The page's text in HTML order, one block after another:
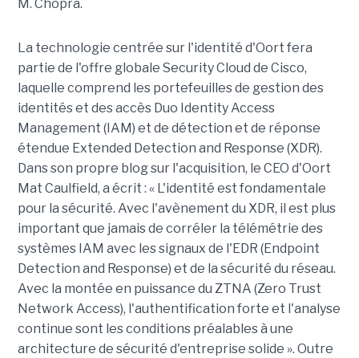
M. Chopra.
La technologie centrée sur l'identité d'Oort fera
partie de l'offre globale Security Cloud de Cisco,
laquelle comprend les portefeuilles de gestion des
identités et des accès Duo Identity Access
Management (IAM) et de détection et de réponse
étendue Extended Detection and Response (XDR).
Dans son propre blog sur l'acquisition, le CEO d'Oort
Mat Caulfield, a écrit : « L'identité est fondamentale
pour la sécurité. Avec l'avènement du XDR, il est plus
important que jamais de corréler la télémétrie des
systèmes IAM avec les signaux de l'EDR (Endpoint
Detection and Response) et de la sécurité du réseau.
Avec la montée en puissance du ZTNA (Zero Trust
Network Access), l'authentification forte et l'analyse
continue sont les conditions préalables à une
architecture de sécurité d'entreprise solide ». Outre